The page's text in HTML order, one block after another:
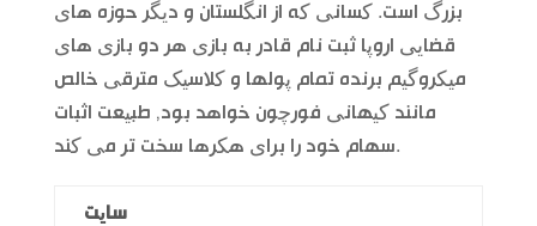
بزرگ است. کسانی که از انگلستان و دیگر حوزه های
قضایی اروپا ثبت نام قادر به بازی هر دو بازی های
میکروگیم برنده تمام پولها و کلاسیک مترقی خالص
مانند کیهانی فورچون خواهد بود, طبیعت اثبات
سهام خود را برای هکرها سخت تر می کند.
سایت